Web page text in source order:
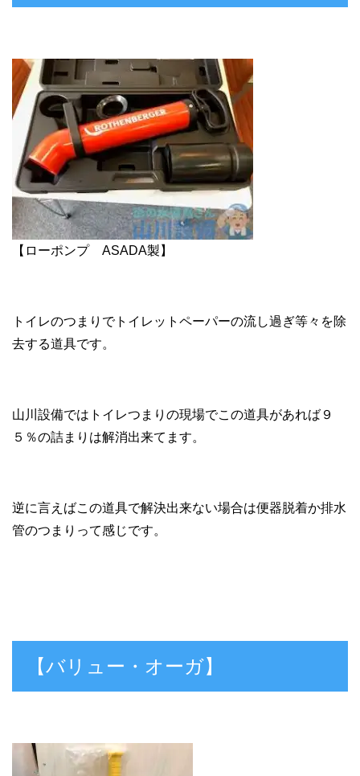
【ローポンプ ASADA製】
トイレのつまりでトイレットペーパーの流し過ぎ等々を除
去する道具です。
山川設備ではトイレつまりの現場でこの道具があれば９
５％の詰まりは解消出来てます。
逆に言えばこの道具で解決出来ない場合は便器脱着か排水
管のつまりって感じです。
【バリュー・オーガ】